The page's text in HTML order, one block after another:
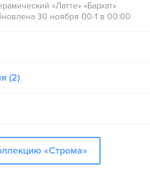
«Латте» «Бархат»
30 ноября 00-1 в 00:00
(2)
«Строма»